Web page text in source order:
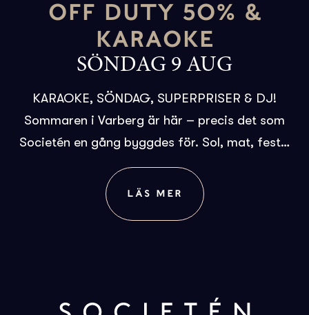
OFF DUTY 50% &
KARAOKE
SÖNDAG 9 AUG
KARAOKE, SÖNDAG, SUPERPRISER & DJ!
Sommaren i Varberg är här – precis det som
Societén en gång byggdes för. Sol, mat, fest…
LÄS MER